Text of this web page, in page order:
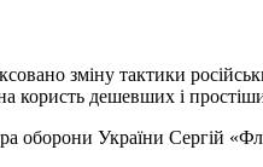
користь дешевших і
оборони України Сергій